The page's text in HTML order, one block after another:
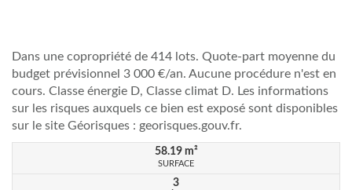
Dans une copropriété de 414 lots. Quote-part moyenne du
budget prévisionnel 3 000 €/an. Aucune procédure n'est en
cours. Classe énergie D, Classe climat D. Les informations
sur les risques auxquels ce bien est exposé sont disponibles
sur le site Géorisques : georisques.gouv.fr.
58.19m²
SURFACE
3